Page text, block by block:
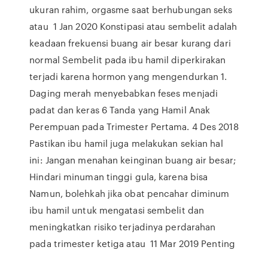
ukuran rahim, orgasme saat berhubungan seks
atau 1 Jan 2020 Konstipasi atau sembelit adalah
keadaan frekuensi buang air besar kurang dari
normal Sembelit pada ibu hamil diperkirakan
terjadi karena hormon yang mengendurkan 1.
Daging merah menyebabkan feses menjadi
padat dan keras 6 Tanda yang Hamil Anak
Perempuan pada Trimester Pertama. 4 Des 2018
Pastikan ibu hamil juga melakukan sekian hal
ini: Jangan menahan keinginan buang air besar;
Hindari minuman tinggi gula, karena bisa
Namun, bolehkah jika obat pencahar diminum
ibu hamil untuk mengatasi sembelit dan
meningkatkan risiko terjadinya perdarahan
pada trimester ketiga atau 11 Mar 2019 Penting